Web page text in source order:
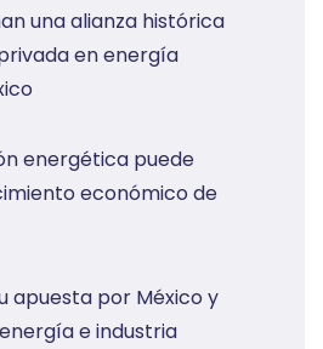
una alianza histórica
en energía
energética puede
económico de
apuesta por México y
e industria